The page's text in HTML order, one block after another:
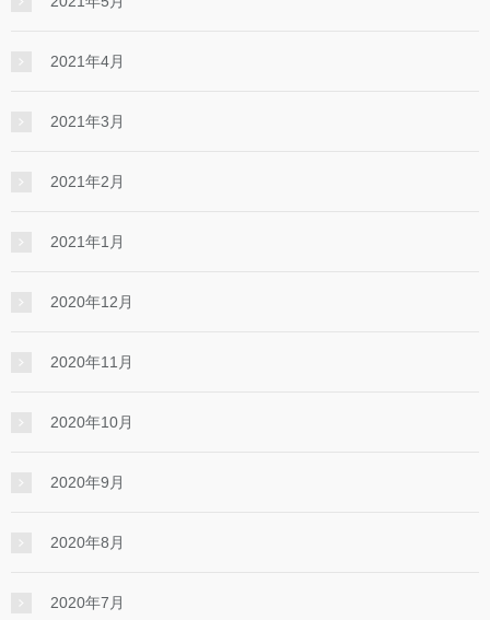
2021年4月
2021年3月
2021年2月
2021年1月
2020年12月
2020年11月
2020年10月
2020年9月
2020年8月
2020年7月